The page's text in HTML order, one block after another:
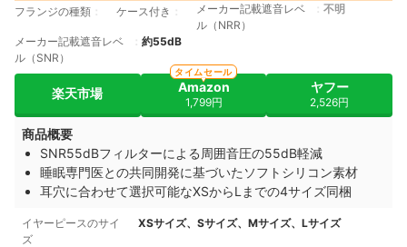
フランジの種類 ケース付き
メーカー記載遮音レベ
ル（NRR）
不明
メーカー記載遮音レベ
ル（SNR）
約55dB
楽天市場 Amazon
1,799円
タイムセール
ヤフー
2,526円
商品概要
SNR55dBフィルターによる周囲音圧の55dB軽減
睡眠専門医との共同開発に基づいたソフトシリコン素材
耳穴に合わせて選択可能なXSからLまでの4サイズ同梱
イヤーピースのサイ
ズ
XSサイズ、Sサイズ、Mサイズ、Lサイズ